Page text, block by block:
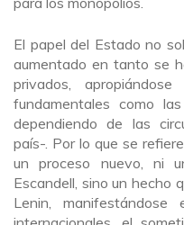
El papel del Estado no
aumentado en tanto se
privados,
fundamentales como
dependiendo de las
país-. Por lo que se
un proceso nuevo, ni
Escandell, sino un hecho
Lenin,